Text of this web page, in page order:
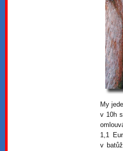
My
v 10h
1,1
v